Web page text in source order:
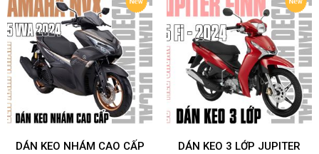
DÁN KEO NHÁM CAO CẤP
DÁN KEO 3 LỚP JUPITER